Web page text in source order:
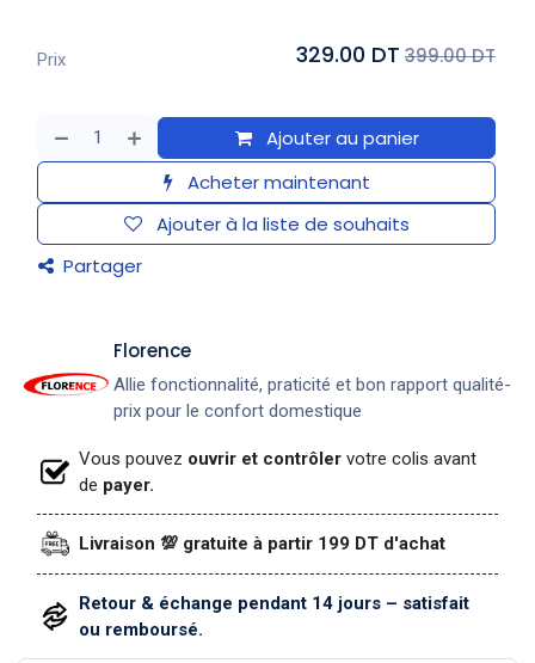
Ajouter au panier
Acheter maintenant
Ajouter à la liste de souhaits
Partager
Prix 329.00 DT 399.00 DT
​Florence
Allie fonctionnalité, praticité et bon rapport qualité-
prix pour le confort domestique
Vous pouvez ouvrir et contrôler votre colis avant
de payer.
Livraison 💯 gratuite à partir 199 DT d'achat
Retour & échange pendant 14 jours – satisfait
ou remboursé.